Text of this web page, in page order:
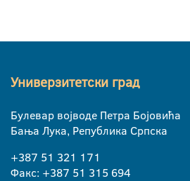
Универзитетски град
Булевар војводе Петра Бојовића
Бања Лука, Република Српска
+387 51 321 171
Факс: +387 51 315 694